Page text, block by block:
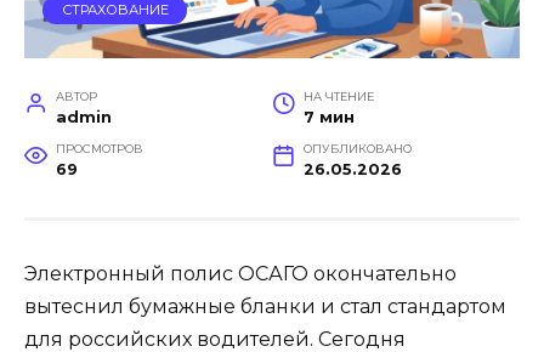
СТРАХОВАНИЕ
АВТОР
admin
НА ЧТЕНИЕ
7 мин
ПРОСМОТРОВ
69
ОПУБЛИКОВАНО
26.05.2026
Электронный полис ОСАГО окончательно
вытеснил бумажные бланки и стал стандартом
для российских водителей. Сегодня